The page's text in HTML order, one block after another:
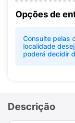
Opções de
Consulte pelas
localidade
poderá decidir
Descrição